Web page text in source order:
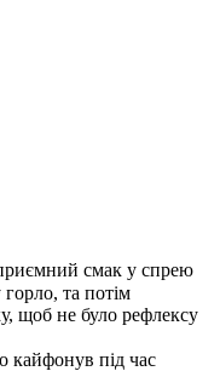
смак у спрею
та потім
щоб не було рефлексу
кайфонув під час